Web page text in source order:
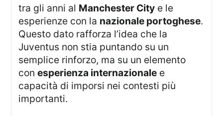
tra gli anni al Manchester City e le
esperienze con la nazionale portoghese.
Questo dato rafforza l’idea che la
Juventus non stia puntando su un
semplice rinforzo, ma su un elemento
conesperienza internazionale e
capacità di imporsi nei contesti più
importanti.